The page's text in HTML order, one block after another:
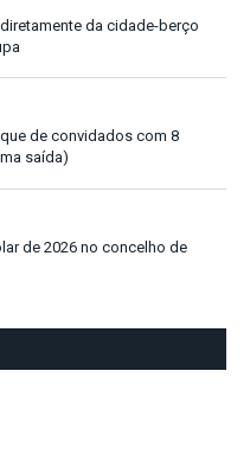
da cidade-berço
de convidados com 8
saída)
de 2026 no concelho de